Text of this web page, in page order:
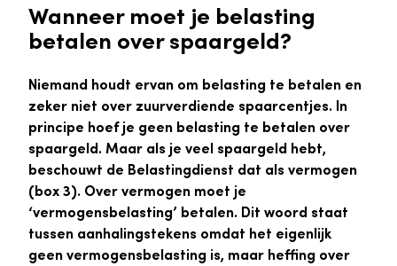
Wanneer moet je belasting
betalen over spaargeld?
Niemand houdt ervan om belasting te betalen en
zeker niet over zuurverdiende spaarcentjes. In
principe hoef je geen belasting te betalen over
spaargeld. Maar als je veel spaargeld hebt,
beschouwt de Belastingdienst dat als vermogen
(box 3). Over vermogen moet je
‘vermogensbelasting’ betalen. Dit woord staat
tussen aanhalingstekens omdat het eigenlijk
geen vermogensbelasting is, maar heffing over